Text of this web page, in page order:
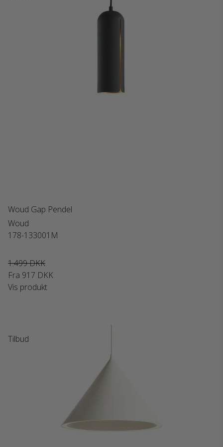
Woud Gap Pendel
Woud
178-133001M
1.499 DKK
Fra 917 DKK
Vis produkt
Tilbud